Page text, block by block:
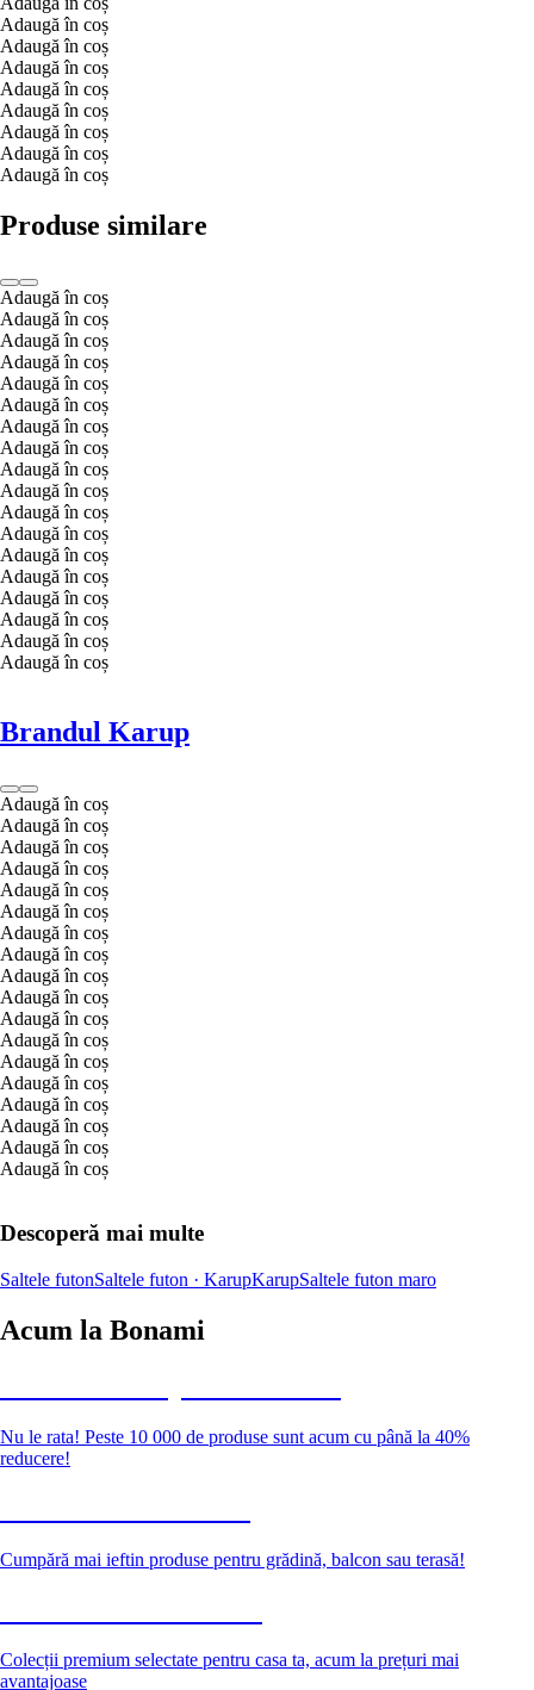
Adaugă în coș
Adaugă în coș
Adaugă în coș
Adaugă în coș
Adaugă în coș
Adaugă în coș
Adaugă în coș
Adaugă în coș
Produse similare
Adaugă în coș
Adaugă în coș
Adaugă în coș
Adaugă în coș
Adaugă în coș
Adaugă în coș
Adaugă în coș
Adaugă în coș
Adaugă în coș
Adaugă în coș
Adaugă în coș
Adaugă în coș
Adaugă în coș
Adaugă în coș
Adaugă în coș
Adaugă în coș
Adaugă în coș
Adaugă în coș
Brandul Karup
Adaugă în coș
Adaugă în coș
Adaugă în coș
Adaugă în coș
Adaugă în coș
Adaugă în coș
Adaugă în coș
Adaugă în coș
Adaugă în coș
Adaugă în coș
Adaugă în coș
Adaugă în coș
Adaugă în coș
Adaugă în coș
Adaugă în coș
Adaugă în coș
Adaugă în coș
Adaugă în coș
Descoperă mai multe
Saltele futonSaltele futon · KarupKarupSaltele futon maro
Acum la Bonami
Nu le rata! Peste 10 000 de produse sunt acum cu până la 40%
reducere!
Cumpără mai ieftin produse pentru grădină, balcon sau terasă!
Colecții premium selectate pentru casa ta, acum la prețuri mai
avantajoase